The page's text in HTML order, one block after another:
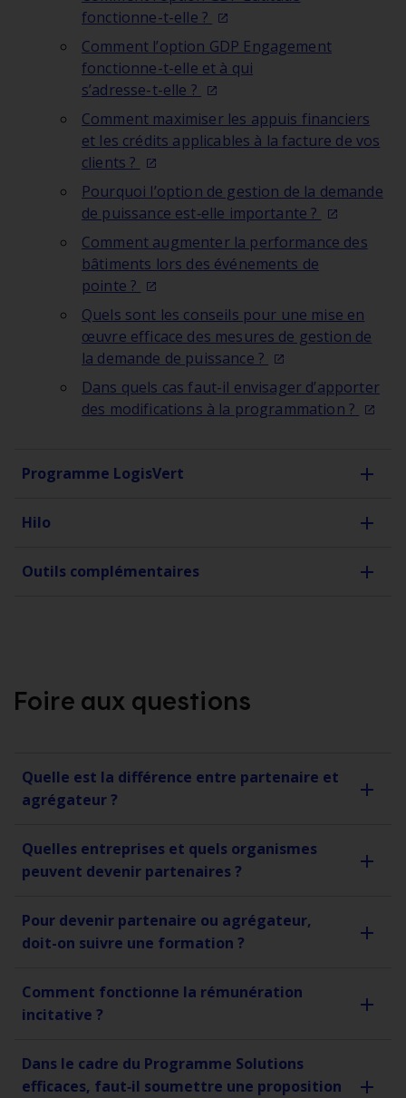
fonctionne-t-elle ?
Comment l’option GDP Engagement
fonctionne-t-elle et à qui
s’adresse-t-elle ?
Comment maximiser les appuis financiers
et les crédits applicables à la facture de vos
clients ?
Pourquoi l’option de gestion de la demande
de puissance est‑elle importante ?
Comment augmenter la performance des
bâtiments lors des événements de
pointe ?
Quels sont les conseils pour une mise en
œuvre efficace des mesures de gestion de
la demande de puissance ?
Dans quels cas faut-il envisager d’apporter
des modifications à la programmation ?
Programme LogisVert
Hilo
Outils complémentaires
Foire aux questions
Quelle est la différence entre partenaire et
agrégateur ?
Quelles entreprises et quels organismes
peuvent devenir partenaires ?
Pour devenir partenaire ou agrégateur,
doit-on suivre une formation ?
Comment fonctionne la rémunération
incitative ?
Dans le cadre du Programme Solutions
efficaces, faut‑il soumettre une proposition